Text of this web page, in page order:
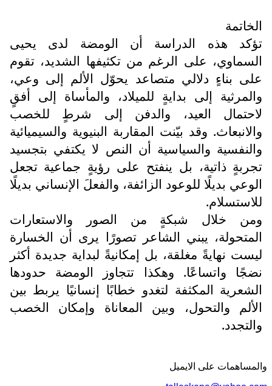
الخاتمة
تؤكد هذه الدراسة أن الومضة لدى يحيى
السماوي، على الرغم من تكثيفها الشديد، تقوم
على بناءٍ دلالي متصاعد يحوّل الألم إلى وعي،
والمرثية إلى بدايةٍ للميلاد، والمأساة إلى أفقٍ
لاحتمال العيد، والدفن إلى شرطٍ للخصب
والانبعاث. وقد بيّنت المقاربة البنيوية والسيميائية
والنفسية والسياسية أن النص لا يكتفي بتجسيد
تجربةٍ ذاتية، بل ينفتح على رؤيةٍ جماعية تجعل
الوعي بديلًا للوعود الزائفة، والفعلَ الإنساني بديلًا
للاستسلام.
ومن خلال شبكةٍ من الصور والاستعارات
المتحولة، يبني الشاعر تصورًا يرى أن الخسارة
ليست نهايةً مغلقة، بل إمكانيةً لبداية جديدة أكثر
نضجًا واتساعًا. وهكذا تتجاوز الومضة حدودها
الشعرية المكثفة لتغدو خطابًا إنسانيًا يربط بين
الألم والتحول، وبين المعاناة وإمكان الخصب
والتجدد.
والمساهمات علی الایمیل